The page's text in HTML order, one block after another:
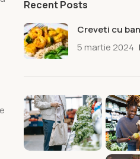
Recent Posts
Creveti cu
5 martie 2024